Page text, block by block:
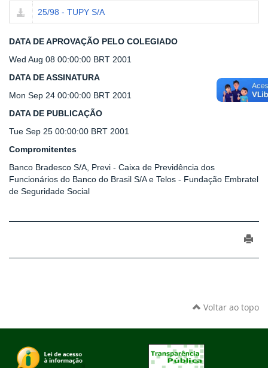
25/98 - TUPY S/A
DATA DE APROVAÇÃO PELO COLEGIADO
Wed Aug 08 00:00:00 BRT 2001
DATA DE ASSINATURA
Mon Sep 24 00:00:00 BRT 2001
DATA DE PUBLICAÇÃO
Tue Sep 25 00:00:00 BRT 2001
Compromitentes
Banco Bradesco S/A, Previ - Caixa de Previdência dos
Funcionários do Banco do Brasil S/A e Telos - Fundação Embratel
de Seguridade Social
Voltar ao topo